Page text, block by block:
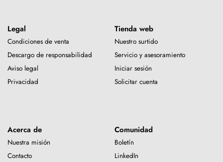
Legal
Condiciones de venta
Descargo de responsabilidad
Aviso legal
Privacidad
Tienda web
Nuestro surtido
Servicio y asesoramiento
Iniciar sesión
Solicitar cuenta
Acerca de
Nuestra misión
Contacto
Comunidad
Boletín
LinkedIn